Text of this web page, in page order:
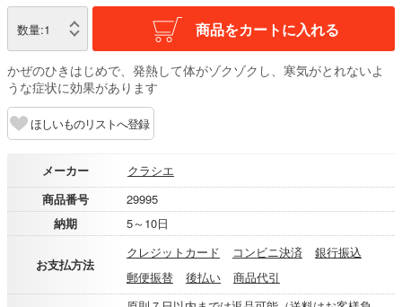
数量:1 商品をカートに入れる
かぜのひきはじめで、発熱して体がゾクゾクし、寒気がとれないよ
うな症状に効果があります
ほしいものリストへ登録
メーカー
クラシエ
商品番号
29995
納期
5～10日
お支払方法
クレジットカード コンビニ決済
銀行振込
郵便振替
後払い 商品代引